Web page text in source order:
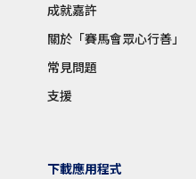
成就嘉許
關於「賽馬會眾心行善」
常見問題
支援
下載應用程式